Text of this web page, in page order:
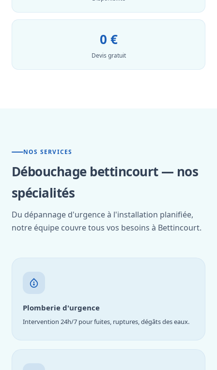
0 €
Devis gratuit
NOS SERVICES
Débouchage bettincourt — nos
spécialités
Du dépannage d'urgence à l'installation planifiée,
notre équipe couvre tous vos besoins à Bettincourt.
Plomberie d'urgence
Intervention 24h/7 pour fuites, ruptures, dégâts des eaux.